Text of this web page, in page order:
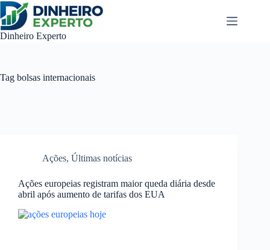
Pular
para
o
conteúdo
Dinheiro Experto
Tag bolsas internacionais
Ações, Últimas notícias
Ações europeias registram maior queda diária desde
abril após aumento de tarifas dos EUA